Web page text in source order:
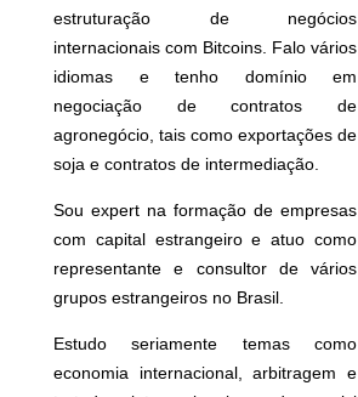
estruturação de negócios
internacionais com Bitcoins. Falo vários
idiomas e tenho domínio em
negociação de contratos de
agronegócio, tais como exportações de
soja e contratos de intermediação.
Sou expert na formação de empresas
com capital estrangeiro e atuo como
representante e consultor de vários
grupos estrangeiros no Brasil.
Estudo seriamente temas como
economia internacional, arbitragem e